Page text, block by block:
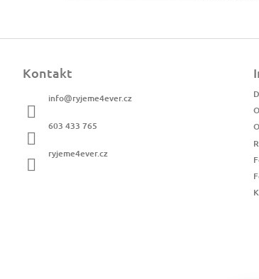
Kontakt
info@ryjeme4ever.cz
603 433 765
ryjeme4ever.cz